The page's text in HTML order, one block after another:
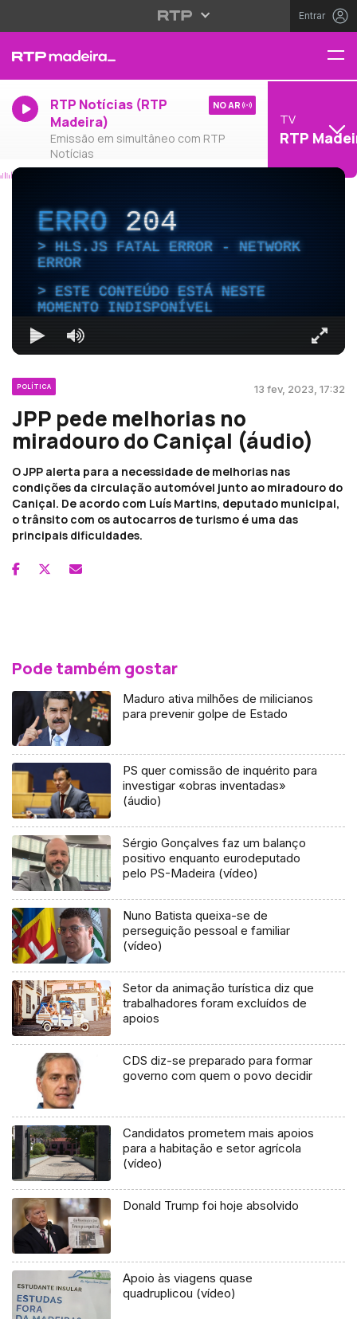
Entrar
RTP Notícias (RTP
Madeira)
Emissão em simultâneo com RTP
Notícias
NO AR
TV
RTP
ERRO204
HLS.JS FATAL ERROR - NETWORK
ERROR
ESTE CONTEÚDO ESTÁ NESTE
MOMENTO INDISPONÍVEL
POLÍTICA 13 fev, 2023, 17:32
JPP pede melhorias no
miradouro do Caniçal (áudio)
O JPP alerta para a necessidade de melhorias nas
condições da circulação automóvel junto ao miradouro do
Caniçal. De acordo com Luís Martins, deputado municipal,
o trânsito com os autocarros de turismo é uma das
principais dificuldades.
Pode também gostar
Maduro ativa milhões de milicianos
para prevenir golpe de Estado
PS quer comissão de inquérito para
investigar «obras inventadas»
(áudio)
Sérgio Gonçalves faz um balanço
positivo enquanto eurodeputado
pelo PS-Madeira (vídeo)
Nuno Batista queixa-se de
perseguição pessoal e familiar
(vídeo)
Setor da animação turística diz que
trabalhadores foram excluídos de
apoios
CDS diz-se preparado para formar
governo com quem o povo decidir
Candidatos prometem mais apoios
para a habitação e setor agrícola
(vídeo)
Donald Trump foi hoje absolvido
Apoio às viagens quase
quadruplicou (vídeo)